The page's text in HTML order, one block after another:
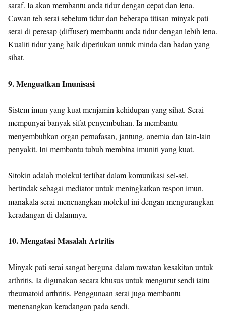
saraf. Ia akan membantu anda tidur dengan cepat dan lena.
Cawan teh serai sebelum tidur dan beberapa titisan minyak pati
serai di peresap (diffuser) membantu anda tidur dengan lebih lena.
Kualiti tidur yang baik diperlukan untuk minda dan badan yang
sihat.
9. Menguatkan Imunisasi
Sistem imun yang kuat menjamin kehidupan yang sihat. Serai
mempunyai banyak sifat penyembuhan. Ia membantu
menyembuhkan organ pernafasan, jantung, anemia dan lain-lain
penyakit. Ini membantu tubuh membina imuniti yang kuat.
Sitokin adalah molekul terlibat dalam komunikasi sel-sel,
bertindak sebagai mediator untuk meningkatkan respon imun,
manakala serai menenangkan molekul ini dengan mengurangkan
keradangan di dalamnya.
10. Mengatasi Masalah Artritis
Minyak pati serai sangat berguna dalam rawatan kesakitan untuk
arthritis. Ia digunakan secara khusus untuk mengurut sendi iaitu
rheumatoid arthritis. Penggunaan serai juga membantu
menenangkan keradangan pada sendi.